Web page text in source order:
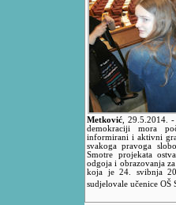
Metković 29.5.2014. -
demokraciji mora
informirani i aktivni
svakoga pravoga
Smotre projekata
odgoja i obrazovanja
koja je 24. svibnja
sudjelovale učenice OŠ